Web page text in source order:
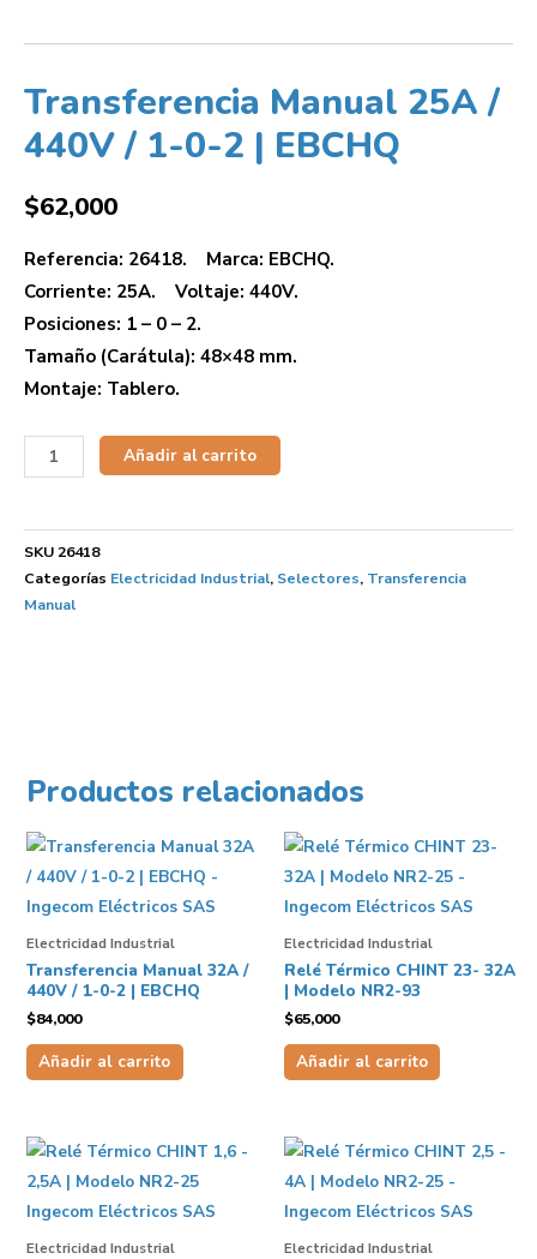
Transferencia Manual 25A /
440V / 1-0-2 | EBCHQ
$62,000
Referencia: 26418. Marca: EBCHQ.
Corriente: 25A. Voltaje: 440V.
Posiciones: 1 – 0 – 2.
Tamaño (Carátula): 48×48 mm.
Montaje: Tablero.
Añadir al carrito
SKU26418
Categorías Electricidad Industrial, Selectores, Transferencia
Manual
Productos relacionados
Electricidad Industrial
Transferencia Manual 32A /
440V / 1-0-2 | EBCHQ
$84,000
Añadir al carrito
Electricidad Industrial
Relé Térmico CHINT 23- 32A
| Modelo NR2-93
$65,000
Añadir al carrito
Electricidad Industrial Electricidad Industrial